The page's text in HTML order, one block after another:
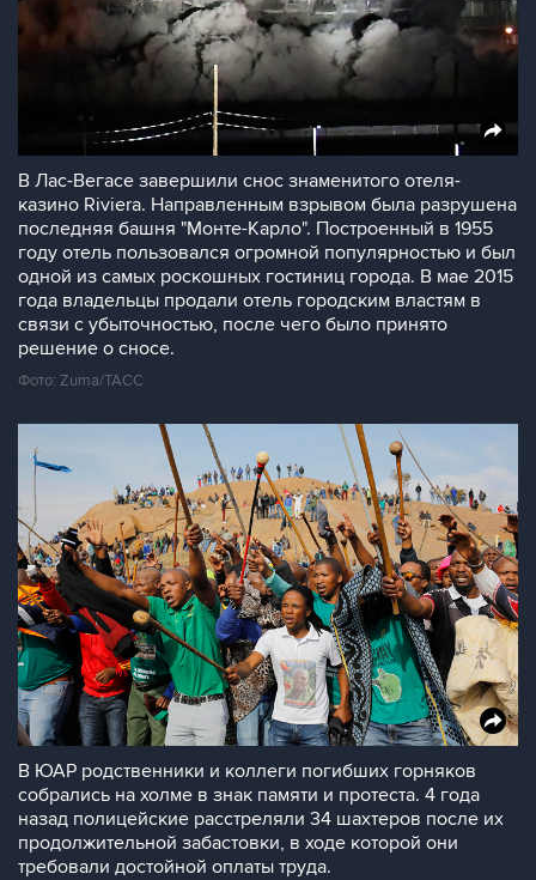
В Лас-Вегасе завершили снос знаменитого отеля-
казино Riviera. Направленным взрывом была разрушена
последняя башня "Монте-Карло". Построенный в 1955
году отель пользовался огромной популярностью и был
одной из самых роскошных гостиниц города. В мае 2015
года владельцы продали отель городским властям в
связи с убыточностью, после чего было принято
решение о сносе.
Фото: Zuma/ТАСС
В ЮАР родственники и коллеги погибших горняков
собрались на холме в знак памяти и протеста. 4 года
назад полицейские расстреляли 34 шахтеров после их
продолжительной забастовки, в ходе которой они
требовали достойной оплаты труда.